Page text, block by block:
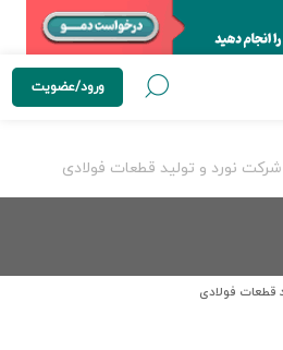
ورود/عضویت
شرکت نورد و تولید قطعات فولادی
قطعات فولادی